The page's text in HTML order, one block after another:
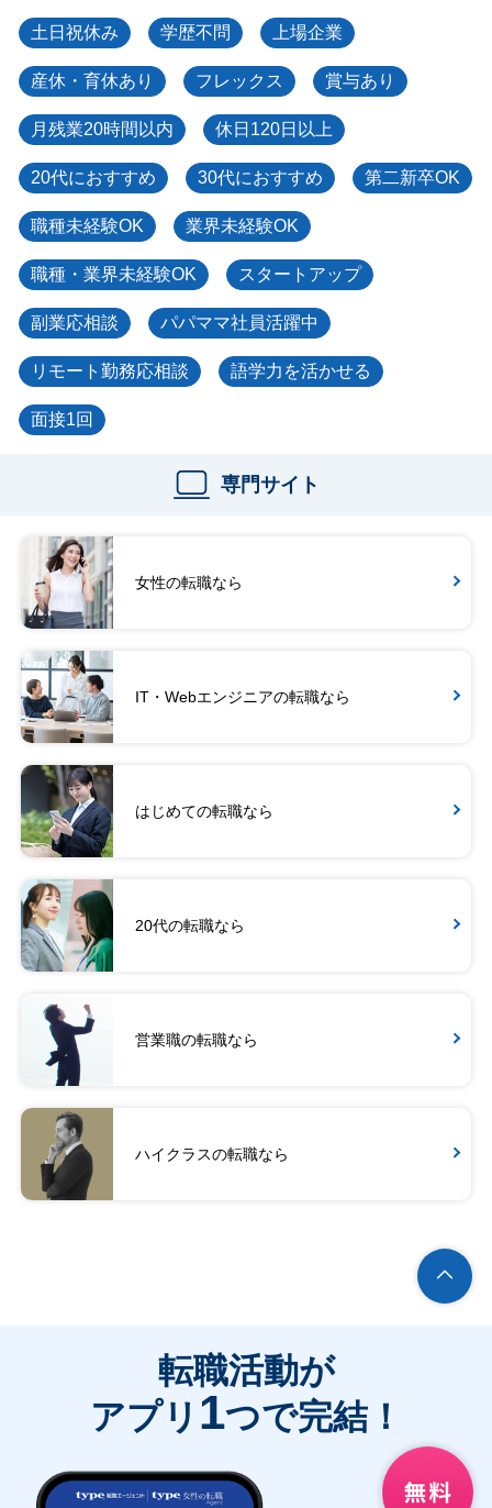
土日祝休み 学歴不問 上場企業
産休・育休あり フレックス 賞与あり
月残業20時間以内 休日120日以上
20代におすすめ 30代におすすめ 第二新卒OK
職種未経験OK 業界未経験OK
職種・業界未経験OK スタートアップ
副業応相談 パパママ社員活躍中
リモート勤務応相談 語学力を活かせる
面接1回
専門サイト
女性の転職なら
IT・Webエンジニアの転職なら
はじめての転職なら
20代の転職なら
営業職の転職なら
ハイクラスの転職なら
転職活動が
アプリ 1つで完結！